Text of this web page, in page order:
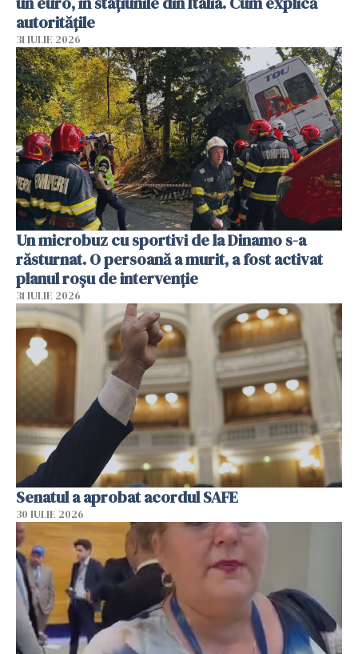
autoritățile
31 IULIE 2026
Un microbuz cu sportivi de la Dinamo s-a
răsturnat. O persoană a murit, a fost activat
planul roșu de intervenție
31 IULIE 2026
Senatul a aprobat acordul SAFE
30 IULIE 2026